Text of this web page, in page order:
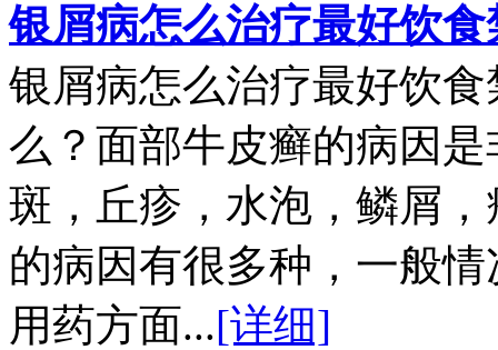
银屑病怎么治疗最好饮食
银屑病怎么治疗最好饮
么？面部牛皮癣的病因
斑，丘疹，水泡，鳞屑
的病因有很多种，一般
用药方面...[详细]